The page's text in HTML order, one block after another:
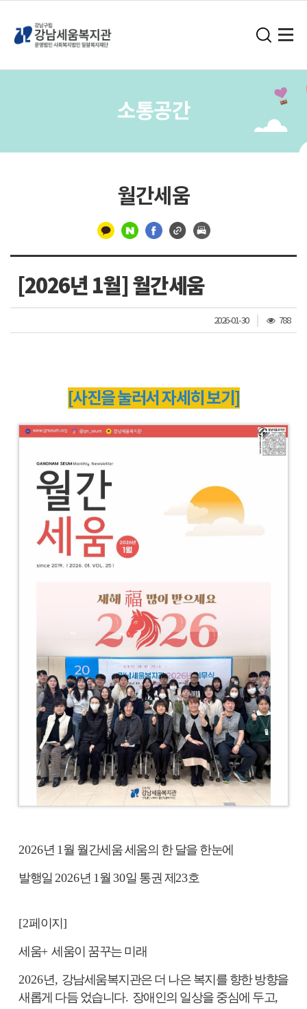
소통공간
월간세움
분
선
[2026년 1월] 월간세움
2026-01-30
조
회
788
[사진을 눌러서 자세히 보기]
2026년 1 월 월간세움 세움의 한 달을 한눈에
발행일 2026년 1 월 30일 통권 제23호
[2페이지]
세움+ 세움이 꿈꾸는 미래
2026년, 강남세움복지관은 더 나은 복지를 향한 방향을
새롭게 다듬 었습니다. 장애인의 일상을 중심에 두고,